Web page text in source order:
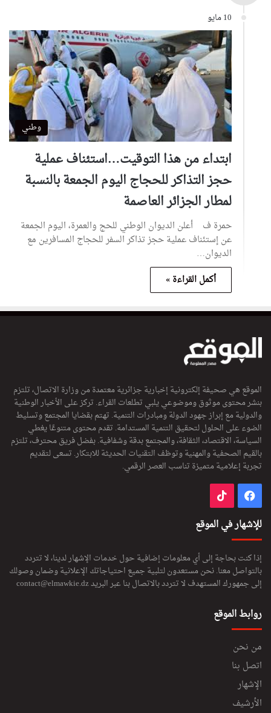
10 مايو
وطني
ابتداء من هذا التوقيت…استئناف عملية
حجز التذاكر للحجاج اليوم الجمعة بالنسبة
لمطار الجزائر العاصمة
حمرة ف أعلن الديوان الوطني للحج والعمرة، اليوم الجمعة
عن إستئناف عملية حجز تذاكر السفر للحجاج المسافرين مع
الديوان…
أكمل القراءة »
الموقع هي صحيفة إلكترونية إخبارية جزائرية معتمدة من وزارة الاتصال، تلتزم
بنشر محتوى موثوق وموضوعي يلبي تطلعات القراء. تركز على الأخبار الوطنية
والدولية مع إبراز جهود الدولة ومبادرات التنمية. تهتم بقضايا المجتمع وتسليط
الضوء على الحلول لتحقيق التنمية المستدامة. تقدم محتوى متنوعًا يغطي
السياسة، الاقتصاد، الثقافة، والمجتمع بدقة وشفافية. بفضل فريق محترف، تلتزم
بالقيم الصحفية والمهنية وتوظف التقنيات الحديثة للابتكار. تسعى لتقديم
تجربة إعلامية متميزة تناسب العصر الرقمي.
فيسبوك
للإشهار في الموقع
إذا كنت بحاجة إلى أي معلومات إضافية حول خدمات الإشهار لدينا، لا تتردد
بالتواصل معنا. نحن مستعدون لتلبية جميع احتياجاتك الإعلانية وضمان وصولك
إلى جمهورك المستهدف لا تتردد بالاتصال بنا عبر البريدcontact@elmawkie.dz
روابط الموقع
من نحن
اتصل بنا
الإشهار
الأرشيف